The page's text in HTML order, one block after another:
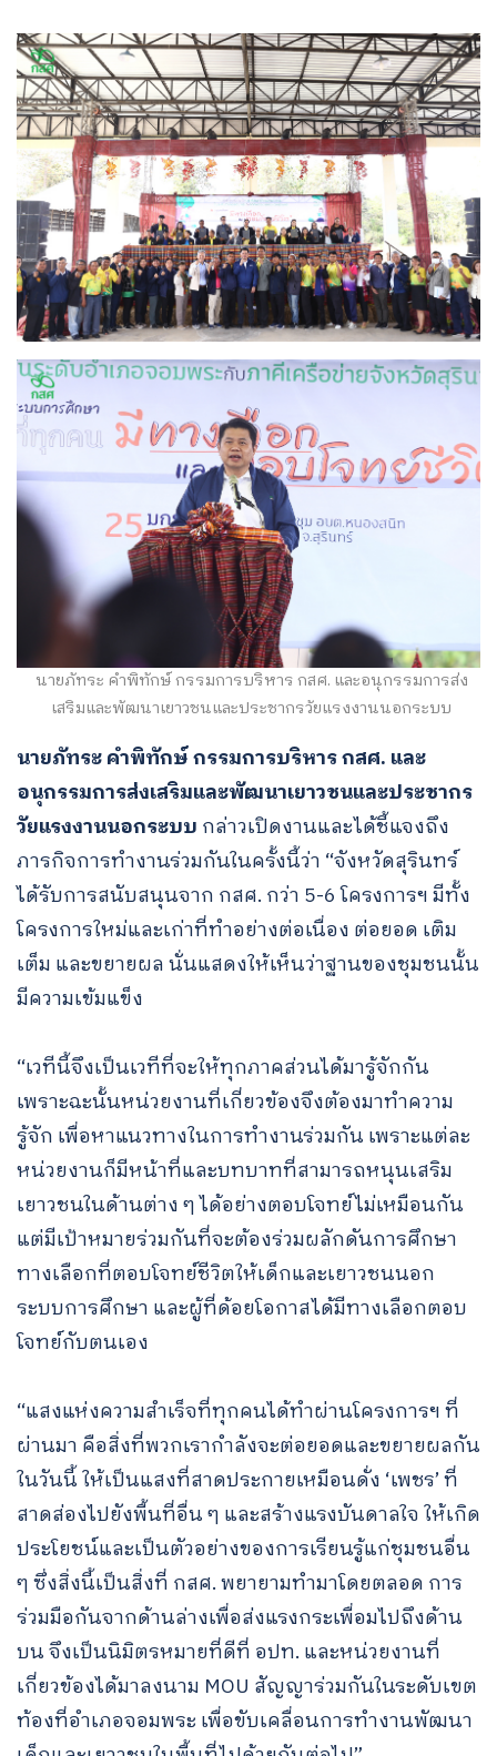
นายภัทระ คำพิทักษ์ กรรมการบริหาร กสศ. และอนุกรรมการส่ง
เสริมและพัฒนาเยาวชนและประชากรวัยแรงงานนอกระบบ
นายภัทระ คำพิทักษ์ กรรมการบริหาร กสศ. และ
อนุกรรมการส่งเสริมและพัฒนาเยาวชนและประชากร
วัยแรงงานนอกระบบ กล่าวเปิดงานและได้ชี้แจงถึง
ภารกิจการทำงานร่วมกันในครั้งนี้ว่า “จังหวัดสุรินทร์
ได้รับการสนับสนุนจาก กสศ. กว่า 5-6 โครงการฯ มีทั้ง
โครงการใหม่และเก่าที่ทำอย่างต่อเนื่อง ต่อยอด เติม
เต็ม และขยายผล นั่นแสดงให้เห็นว่าฐานของชุมชนนั้น
มีความเข้มแข็ง
“เวทีนี้จึงเป็นเวทีที่จะให้ทุกภาคส่วนได้มารู้จักกัน
เพราะฉะนั้นหน่วยงานที่เกี่ยวข้องจึงต้องมาทำความ
รู้จัก เพื่อหาแนวทางในการทำงานร่วมกัน เพราะแต่ละ
หน่วยงานก็มีหน้าที่และบทบาทที่สามารถหนุนเสริม
เยาวชนในด้านต่าง ๆ ได้อย่างตอบโจทย์ไม่เหมือนกัน
แต่มีเป้าหมายร่วมกันที่จะต้องร่วมผลักดันการศึกษา
ทางเลือกที่ตอบโจทย์ชีวิตให้เด็กและเยาวชนนอก
ระบบการศึกษา และผู้ที่ด้อยโอกาสได้มีทางเลือกตอบ
โจทย์กับตนเอง
“แสงแห่งความสำเร็จที่ทุกคนได้ทำผ่านโครงการฯ ที่
ผ่านมา คือสิ่งที่พวกเรากำลังจะต่อยอดและขยายผลกัน
ในวันนี้ ให้เป็นแสงที่สาดประกายเหมือนดั่ง ‘เพชร’ ที่
สาดส่องไปยังพื้นที่อื่น ๆ และสร้างแรงบันดาลใจ ให้เกิด
ประโยชน์และเป็นตัวอย่างของการเรียนรู้แก่ชุมชนอื่น
ๆ ซึ่งสิ่งนี้เป็นสิ่งที่ กสศ. พยายามทำมาโดยตลอด การ
ร่วมมือกันจากด้านล่างเพื่อส่งแรงกระเพื่อมไปถึงด้าน
บน จึงเป็นนิมิตรหมายที่ดีที่ อปท. และหน่วยงานที่
เกี่ยวข้องได้มาลงนาม MOU สัญญาร่วมกันในระดับเขต
ท้องที่อำเภอจอมพระ เพื่อขับเคลื่อนการทำงานพัฒนา